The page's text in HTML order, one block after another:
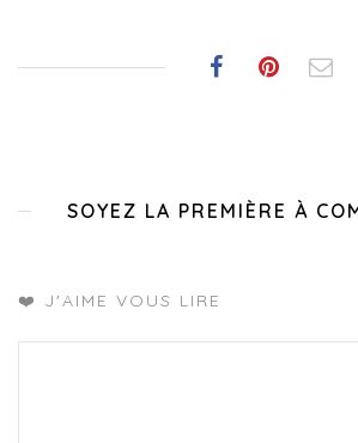
SOYEZ LA PREMIÈRE À
❤️ J'AIME VOUS LIRE